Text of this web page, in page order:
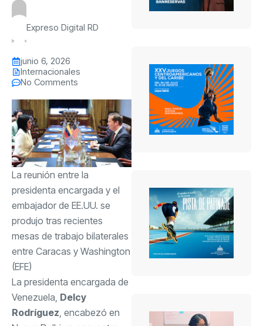
Expreso Digital RD
junio 6, 2026
Internacionales
No Comments
La reunión entre la
presidenta encargada y el
embajador de EE.UU. se
produjo tras recientes
mesas de trabajo bilaterales
entre Caracas y Washington
(EFE)
La presidenta encargada de
Venezuela, Delcy
Rodríguez , encabezó en